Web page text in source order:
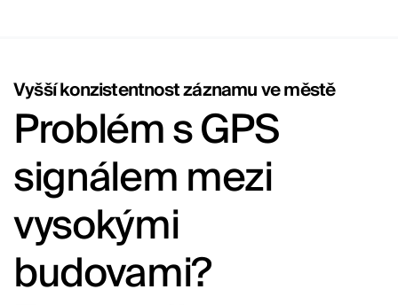
Vyšší konzistentnost záznamu ve městě
Problém s GPS
signálem mezi
vysokými
budovami?